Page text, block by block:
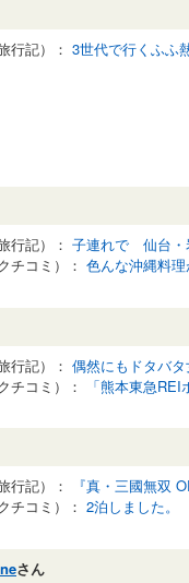
行記）： 3世代で行くふふ
行記）： 子連れで 仙台
チコミ）： 色んな沖縄料
行記）： 偶然にもドタバ
チコミ）：
「熊本東急REI
行記）：
『真・三國無双
チコミ）： 2泊しました。
さん